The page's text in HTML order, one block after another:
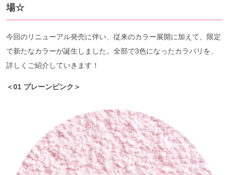
場☆
今回のリニューアル発売に伴い、従来のカラー展開に加えて、限定
で新たなカラーが誕生しました。全部で3色になったカラバリを、
詳しくご紹介していきます！
＜01 プレーンピンク＞